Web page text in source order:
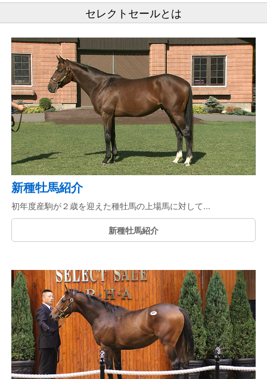
セレクトセールとは
新種牡馬紹介
初年度産駒が２歳を迎えた種牡馬の上場馬に対して...
新種牡馬紹介